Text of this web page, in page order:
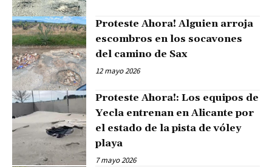
Proteste Ahora! Alguien arroja
escombros en los socavones
del camino de Sax
12 mayo 2026
Proteste Ahora!: Los equipos de
Yecla entrenan en Alicante por
el estado de la pista de vóley
playa
7 mayo 2026